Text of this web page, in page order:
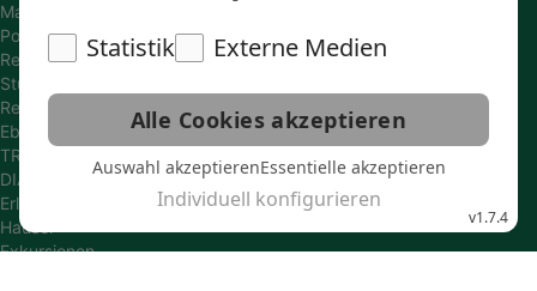
Marco
Polo
Reisen
Studiosus
Reisen
Eberhardt
TRAVEL
DIAMIR
Erlebnisreisen
Hauser
Exkursionen